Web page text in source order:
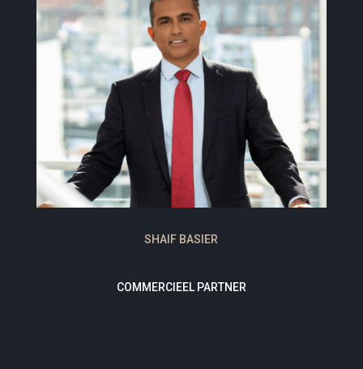
SHAIF BASIER
COMMERCIEEL PARTNER